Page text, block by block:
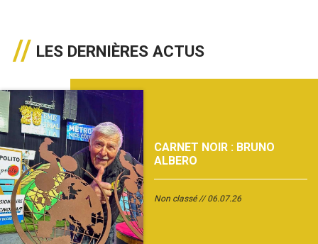
LES DERNIÈRES ACTUS
CARNET NOIR : BRUNO
ALBERO
Non classé 06.07.26